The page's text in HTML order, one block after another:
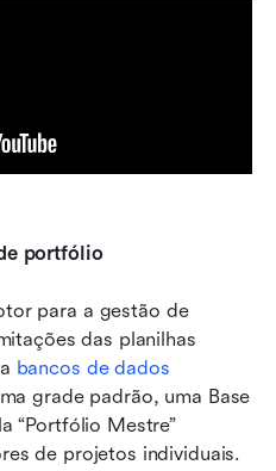
portfólio
para a gestão de
das planilhas
bancos de dados
grade padrão, uma Base
“Portfólio Mestre”
de projetos individuais.